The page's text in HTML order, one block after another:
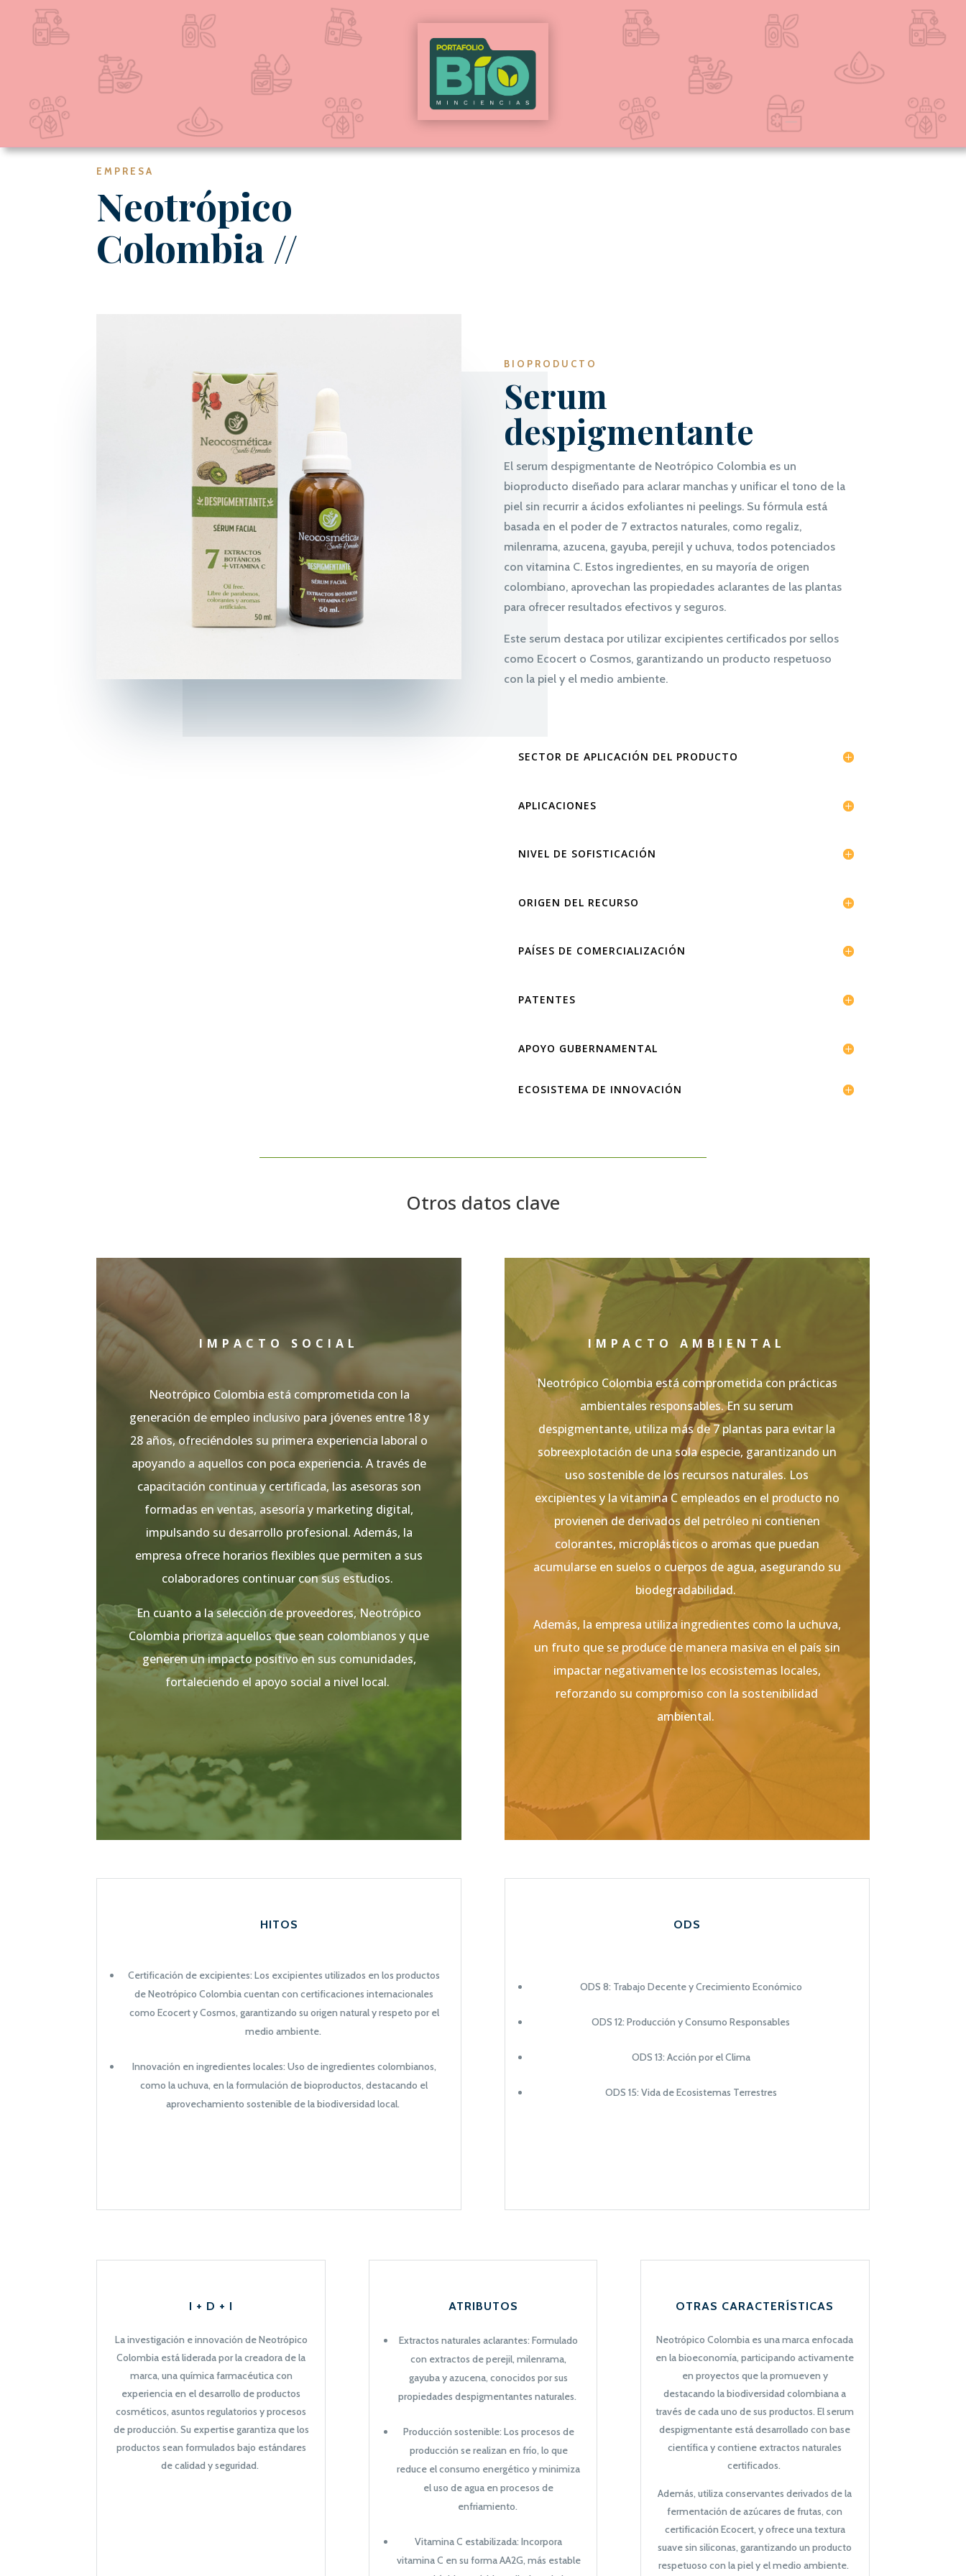
EMPRESA
Neotrópico
Colombia //
BIOPRODUCTO
Serum
despigmentante
El serum despigmentante de Neotrópico Colombia es un
bioproducto diseñado para aclarar manchas y unificar el tono de la
piel sin recurrir a ácidos exfoliantes ni peelings. Su fórmula está
basada en el poder de 7 extractos naturales, como regaliz,
milenrama, azucena, gayuba, perejil y uchuva, todos potenciados
con vitamina C. Estos ingredientes, en su mayoría de origen
colombiano, aprovechan las propiedades aclarantes de las plantas
para ofrecer resultados efectivos y seguros.
Este serum destaca por utilizar excipientes certificados por sellos
como Ecocert o Cosmos, garantizando un producto respetuoso
con la piel y el medio ambiente.
SECTOR DE APLICACIÓN DEL PRODUCTO
APLICACIONES
NIVEL DE SOFISTICACIÓN
ORIGEN DEL RECURSO
PAÍSES DE COMERCIALIZACIÓN
PATENTES
APOYO GUBERNAMENTAL
ECOSISTEMA DE INNOVACIÓN
Otros datos clave
IMPACTO SOCIAL
Neotrópico Colombia está comprometida con la
generación de empleo inclusivo para jóvenes entre 18 y
28 años, ofreciéndoles su primera experiencia laboral o
apoyando a aquellos con poca experiencia. A través de
capacitación continua y certificada, las asesoras son
formadas en ventas, asesoría y marketing digital,
impulsando su desarrollo profesional. Además, la
empresa ofrece horarios flexibles que permiten a sus
colaboradores continuar con sus estudios.
En cuanto a la selección de proveedores, Neotrópico
Colombia prioriza aquellos que sean colombianos y que
generen un impacto positivo en sus comunidades,
fortaleciendo el apoyo social a nivel local.
IMPACTO AMBIENTAL
Neotrópico Colombia está comprometida con prácticas
ambientales responsables. En su serum
despigmentante, utiliza más de 7 plantas para evitar la
sobreexplotación de una sola especie, garantizando un
uso sostenible de los recursos naturales. Los
excipientes y la vitamina C empleados en el producto no
provienen de derivados del petróleo ni contienen
colorantes, microplásticos o aromas que puedan
acumularse en suelos o cuerpos de agua, asegurando su
biodegradabilidad.
Además, la empresa utiliza ingredientes como la uchuva,
un fruto que se produce de manera masiva en el país sin
impactar negativamente los ecosistemas locales,
reforzando su compromiso con la sostenibilidad
ambiental.
HITOS
Certificación de excipientes: Los excipientes utilizados en los productos
de Neotrópico Colombia cuentan con certificaciones internacionales
como Ecocert y Cosmos, garantizando su origen natural y respeto por el
medio ambiente.
Innovación en ingredientes locales: Uso de ingredientes colombianos,
como la uchuva, en la formulación de bioproductos, destacando el
aprovechamiento sostenible de la biodiversidad local.
ODS
ODS 8: Trabajo Decente y Crecimiento Económico
ODS 12: Producción y Consumo Responsables
ODS 13: Acción por el Clima
ODS 15: Vida de Ecosistemas Terrestres
I + D + I
La investigación e innovación de Neotrópico
Colombia está liderada por la creadora de la
marca, una química farmacéutica con
experiencia en el desarrollo de productos
cosméticos, asuntos regulatorios y procesos
de producción. Su expertise garantiza que los
productos sean formulados bajo estándares
de calidad y seguridad.
ATRIBUTOS
Extractos naturales aclarantes: Formulado
con extractos de perejil, milenrama,
gayuba y azucena, conocidos por sus
propiedades despigmentantes naturales.
Producción sostenible: Los procesos de
producción se realizan en frío, lo que
reduce el consumo energético y minimiza
el uso de agua en procesos de
enfriamiento.
Vitamina C estabilizada: Incorpora
vitamina C en su forma AA2G, más estable
OTRAS CARACTERÍSTICAS
Neotrópico Colombia es una marca enfocada
en la bioeconomía, participando activamente
en proyectos que la promueven y
destacando la biodiversidad colombiana a
través de cada uno de sus productos. El serum
despigmentante está desarrollado con base
científica y contiene extractos naturales
certificados.
Además, utiliza conservantes derivados de la
fermentación de azúcares de frutas, con
certificación Ecocert, y ofrece una textura
suave sin siliconas, garantizando un producto
respetuoso con la piel y el medio ambiente.